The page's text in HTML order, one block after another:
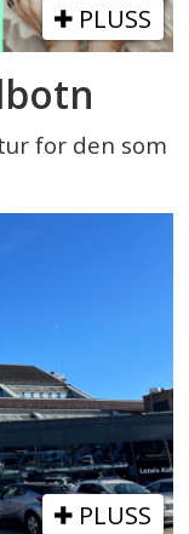
PLUSS
for den som
PLUSS